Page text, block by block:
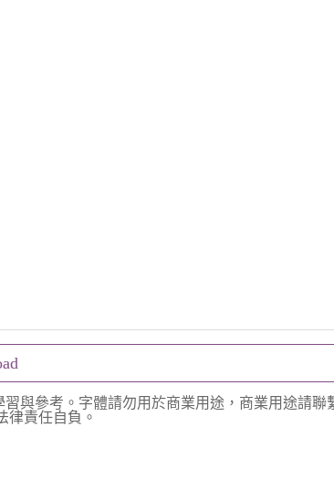
與參考。字體請勿用於商業用途，商業用途請聯
律責任自負。